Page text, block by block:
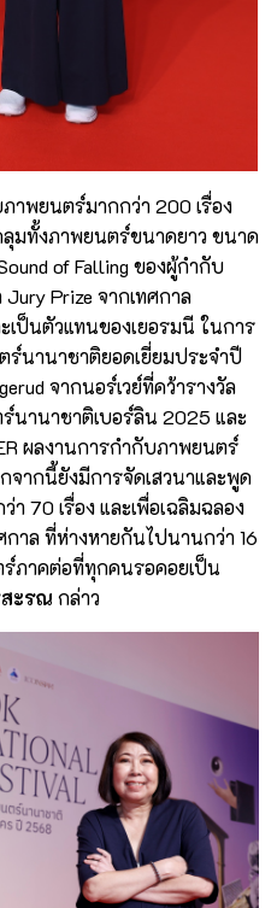
าพยนตร์มากกว่า 200 เรื่อง
มทั้งภาพยนตร์ขนาดยาว ขนาด
of Falling ของผู้กำกับ
Jury Prize จากเทศกาล
ป็นตัวแทนของเยอรมนี ในการ
ร์นานาชาติยอดเยี่ยมประจำปี
จากนอร์เวย์ที่คว้ารางวัล
นานาชาติเบอร์ลิน 2025 และ
ผลงานการกำกับภาพยนตร์
จากนี้ยังมีการจัดเสวนาและพูด
70 เรื่อง และเพื่อเฉลิมฉลอง
าล ที่ห่างหายกันไปนานกว่า 16
ภาคต่อที่ทุกคนรอคอยเป็น
ะรณ กล่าว